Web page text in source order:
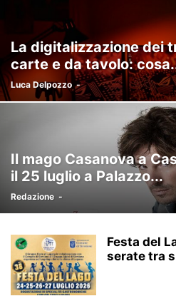
La digitalizzazione dei
carte e da tavolo:
Luca Delpozzo -
Il mago Casanova a
il 25 luglio a Palazzo...
Redazione -
Festa del
serate tra